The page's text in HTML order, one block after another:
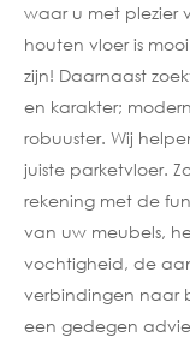
waar u met plezier
houten vloer is
zijn! Daarnaast
en karakter;
robuuster. Wij
juiste parketvloer.
rekening met de
van uw meubels,
vochtigheid, de
verbindingen naar
een gedegen